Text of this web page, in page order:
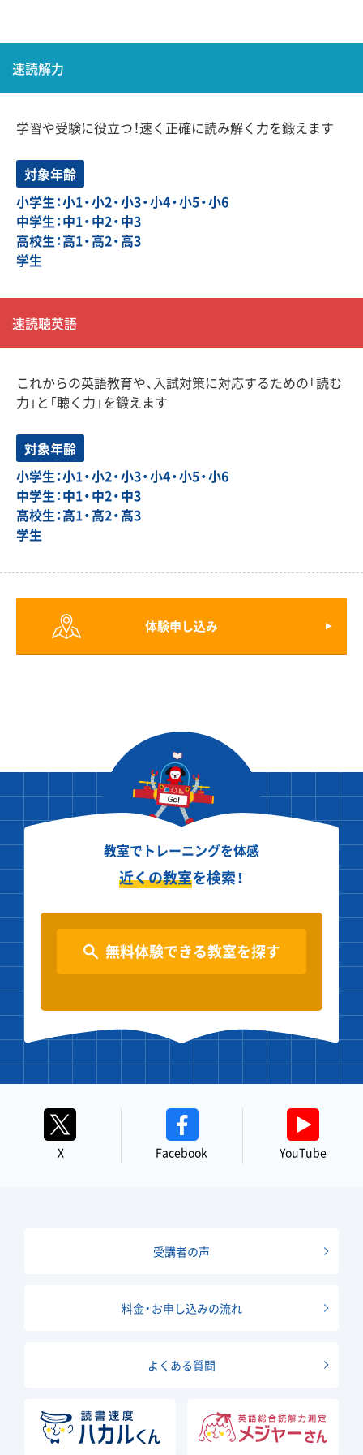
速読解力
学習や受験に役立つ！速く正確に読み解く力を鍛えます
対象年齢
小学生：小1・小2・小3・小4・小5・小6
中学生：中1・中2・中3
高校生：高1・高2・高3
学生
速読聴英語
これからの英語教育や、入試対策に対応するための「読む
力」と「聴く力」を鍛えます
対象年齢
小学生：小1・小2・小3・小4・小5・小6
中学生：中1・中2・中3
高校生：高1・高2・高3
学生
体験申し込み
教室でトレーニングを体感
近くの教室を検索！
無料体験できる教室を探す
X Facebook YouTube
受講者の声
料金・お申し込みの流れ
よくある質問